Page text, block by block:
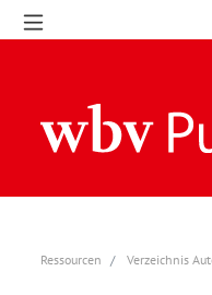
Ressourcen Verzeichnis